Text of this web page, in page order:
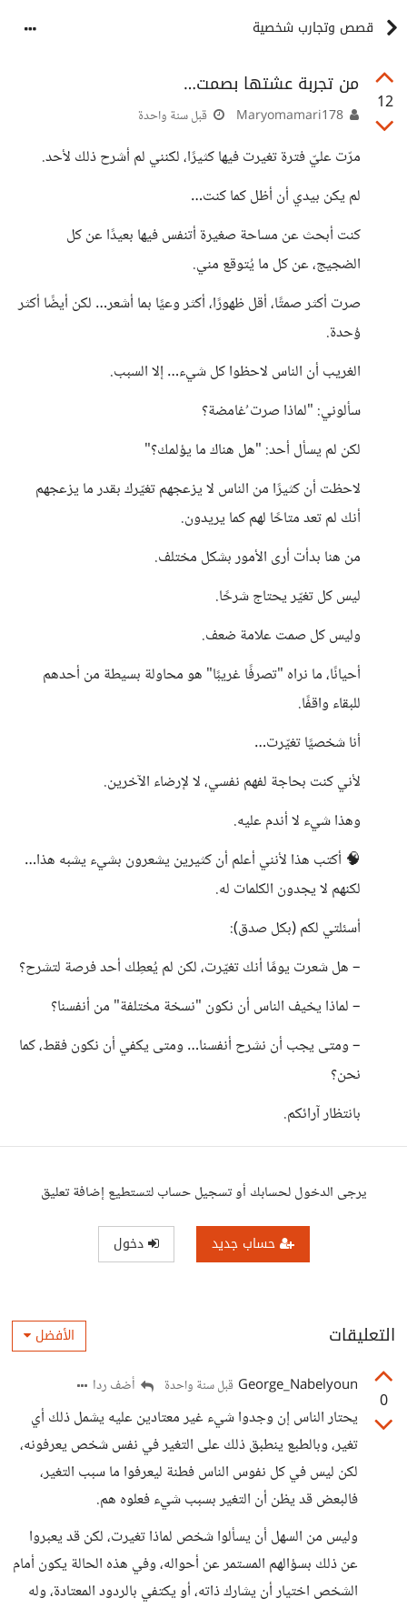
قصص وتجارب شخصية
12
من تجربة عشتها بصمت…
قبل سنة واحدة
مرّت عليّ فترة تغيرت فيها كثيرًا، لكنني لم أشرح ذلك لأحد.
لم يكن بيدي أن أظل كما كنت…
كنت أبحث عن مساحة صغيرة أتنفس فيها بعيدًا عن كل
الضجيج، عن كل ما يُتوقع مني.
صرت أكثر صمتًا، أقل ظهورًا، أكثر وعيًا بما أشعر… لكن أيضًا أكثر
وُحدة.
الغريب أن الناس لاحظوا كل شيء… إلا السبب.
سألوني: "لماذا صرت ُغامضة؟
لكن لم يسأل أحد: "هل هناك ما يؤلمك؟"
لاحظت أن كثيرًا من الناس لا يزعجهم تغيّرك بقدر ما يزعجهم
أنك لم تعد متاحًا لهم كما يريدون.
من هنا بدأت أرى الأمور بشكل مختلف.
ليس كل تغيّر يحتاج شرحًا.
وليس كل صمت علامة ضعف.
أحيانًا، ما نراه "تصرفًا غريبًا" هو محاولة بسيطة من أحدهم
للبقاء واقفًا.
أنا شخصيًا تغيّرت…
لأني كنت بحاجة لفهم نفسي، لا لإرضاء الآخرين.
وهذا شيء لا أندم عليه.
🧠 أكتب هذا لأنني أعلم أن كثيرين يشعرون بشيء يشبه هذا…
لكنهم لا يجدون الكلمات له.
أسئلتي لكم (بكل صدق):
– هل شعرت يومًا أنك تغيّرت، لكن لم يُعطِك أحد فرصة لتشرح؟
– لماذا يخيف الناس أن نكون "نسخة مختلفة" من أنفسنا؟
– ومتى يجب أن نشرح أنفسنا… ومتى يكفي أن نكون فقط، كما
نحن؟
بانتظار آرائكم.
يرجى الدخول لحسابك أو تسجيل حساب لتستطيع إضافة تعليق
حساب جديد دخول
التعليقات الأفضل
0
George_Nabelyoun قبل سنة واحدة أضف ردا
يحتار الناس إن وجدوا شيء غير معتادين عليه يشمل ذلك أي
تغير، وبالطبع ينطبق ذلك على التغير في نفس شخص يعرفونه،
لكن ليس في كل نفوس الناس فطنة ليعرفوا ما سبب التغير،
فالبعض قد يظن أن التغير بسبب شيء فعلوه هم.
وليس من السهل أن يسألوا شخص لماذا تغيرت، لكن قد يعبروا
عن ذلك بسؤالهم المستمر عن أحواله، وفي هذه الحالة يكون أمام
الشخص اختيار أن يشارك ذاته، أو يكتفي بالردود المعتادة، وله